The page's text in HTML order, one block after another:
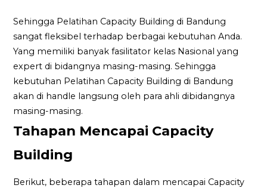
Sehingga Pelatihan Capacity Building di Bandung
sangat fleksibel terhadap berbagai kebutuhan Anda.
Yang memiliki banyak fasilitator kelas Nasional yang
expert di bidangnya masing-masing. Sehingga
kebutuhan Pelatihan Capacity Building di Bandung
akan di handle langsung oleh para ahli dibidangnya
masing-masing.
Tahapan Mencapai Capacity
Building
Berikut, beberapa tahapan dalam mencapai Capacity